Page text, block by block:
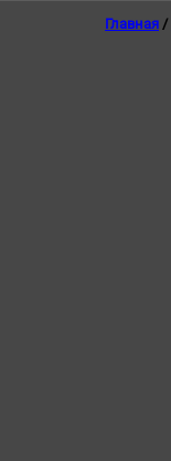
Главная /